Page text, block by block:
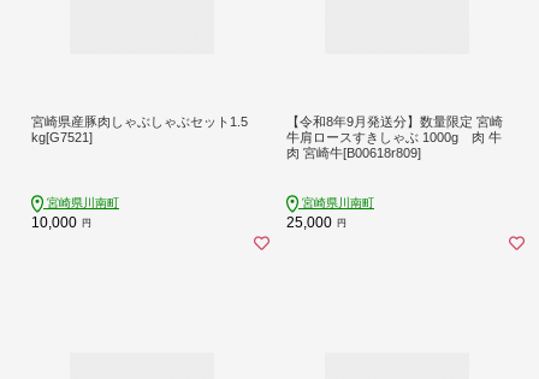
宮崎県産豚肉しゃぶしゃぶセット1.5
kg[G7521]
宮崎県川南町
10,000 円
【令和8年9月発送分】数量限定 宮崎
牛肩ロースすきしゃぶ 1000g 肉 牛
肉 宮崎牛[B00618r809]
宮崎県川南町
25,000 円